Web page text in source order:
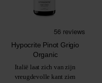
Hypocrite Pinot Grigio
Organic
Italië laat zich van zijn
vreugdevolle kant zien